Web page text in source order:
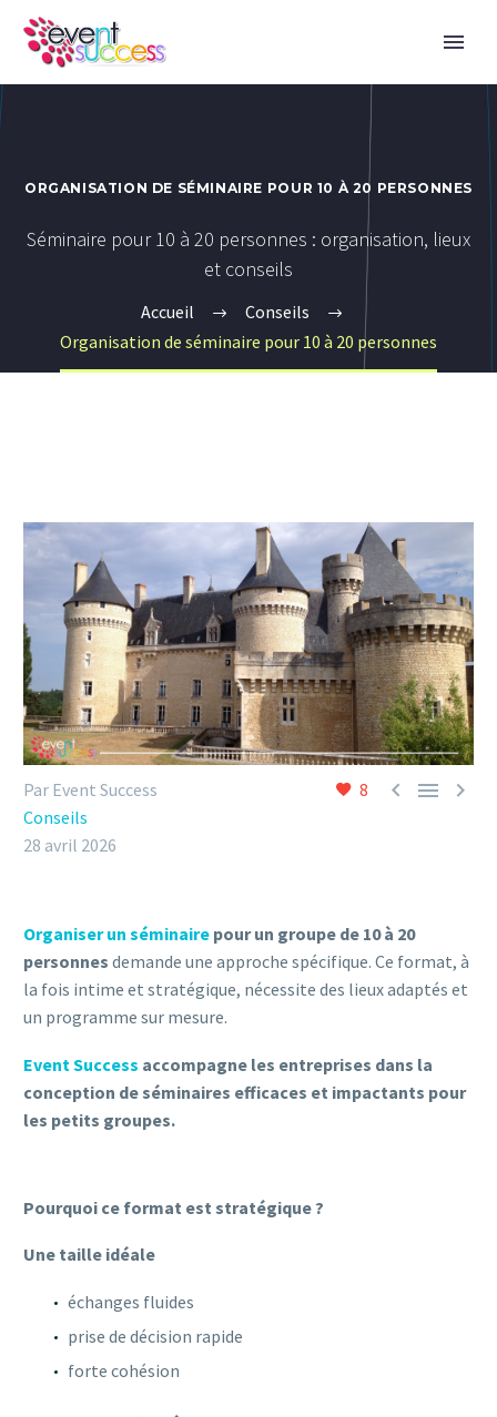
ORGANISATION DE SÉMINAIRE POUR 10 À 20 PERSONNES
Séminaire pour 10 à 20 personnes : organisation, lieux
et conseils
Accueil
Conseils
Organisation de séminaire pour 10 à 20 personnes
8   
Par Event Success
Conseils
28 avril 2026
Organiser un séminaire pour un groupe de 10 à 20
personnes demande une approche spécifique. Ce format, à
la fois intime et stratégique, nécessite des lieux adaptés et
un programme sur mesure.
Event Success accompagne les entreprises dans la
conception de séminaires efficaces et impactants pour
les petits groupes.
Pourquoi ce format est stratégique ?
Une taille idéale
échanges fluides
prise de décision rapide
forte cohésion